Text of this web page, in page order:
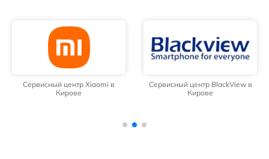
Сервисный центр Xiaomi в
Кирове
Сервисный центр BlackView в
Кирове